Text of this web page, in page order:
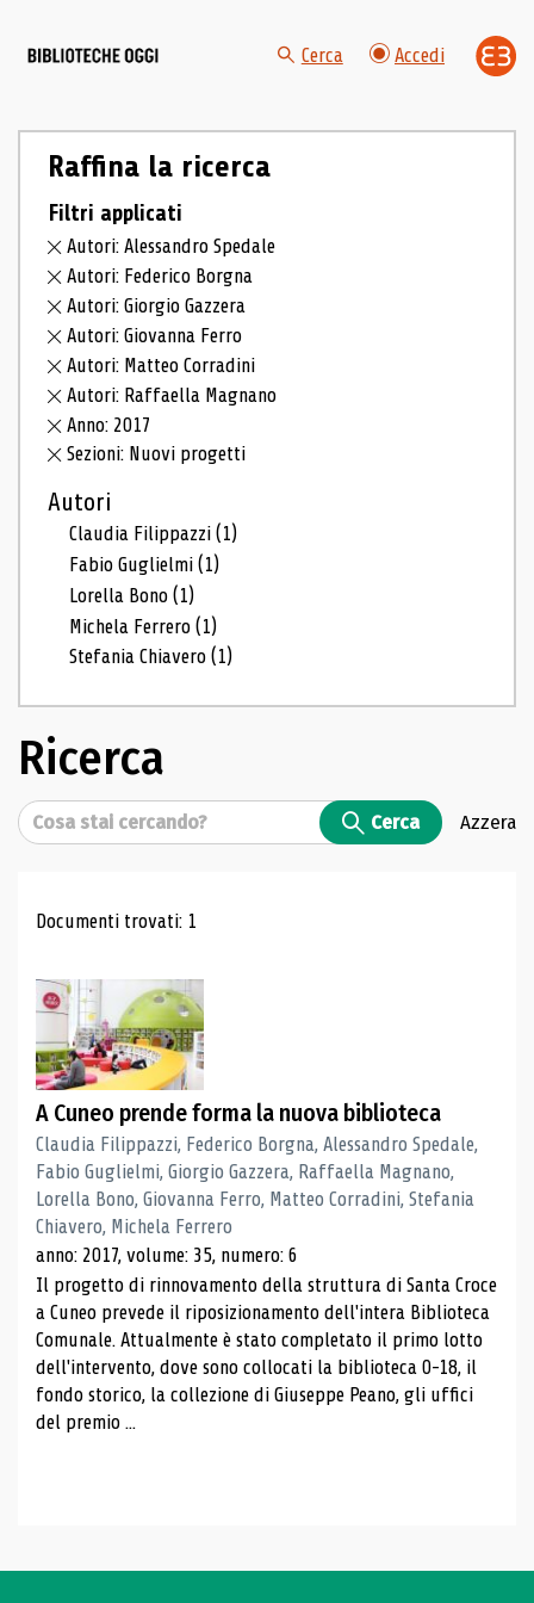
Cerca Accedi
Raffina la ricerca
Filtri applicati
Autori: Alessandro Spedale
Autori: Federico Borgna
Autori: Giorgio Gazzera
Autori: Giovanna Ferro
Autori: Matteo Corradini
Autori: Raffaella Magnano
Anno: 2017
Sezioni: Nuovi progetti
Autori
Claudia Filippazzi(1)
Fabio Guglielmi(1)
Lorella Bono(1)
Michela Ferrero(1)
Stefania Chiavero(1)
Ricerca
Cerca Cerca Azzera
Risultati di ricerca
Documenti trovati: 1
A Cuneo prende forma la nuova biblioteca
Claudia Filippazzi, Federico Borgna, Alessandro Spedale,
Fabio Guglielmi, Giorgio Gazzera, Raffaella Magnano,
Lorella Bono, Giovanna Ferro, Matteo Corradini, Stefania
Chiavero, Michela Ferrero
anno: 2017, volume: 35, numero: 6
Il progetto di rinnovamento della struttura di Santa Croce
a Cuneo prevede il riposizionamento dell'intera Biblioteca
Comunale. Attualmente è stato completato il primo lotto
dell'intervento, dove sono collocati la biblioteca 0-18, il
fondo storico, la collezione di Giuseppe Peano, gli uffici
del premio ...